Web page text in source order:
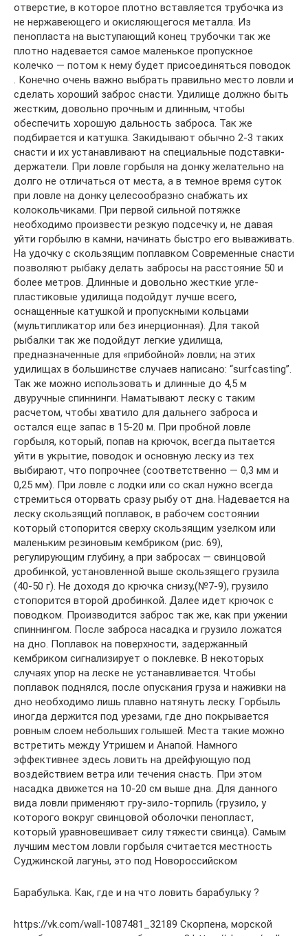
отверстие, в которое плотно вставляется трубочка из
не нержавеющего и окисляющегося металла. Из
пенопласта на выступающий конец трубочки так же
плотно надевается самое маленькое пропускное
колечко — потом к нему будет присоединяться поводок
. Конечно очень важно выбрать правильно место ловли и
сделать хороший заброс снасти. Удилище должно быть
жестким, довольно прочным и длинным, чтобы
обеспечить хорошую дальность заброса. Так же
подбирается и катушка. Закидывают обычно 2-3 таких
снасти и их устанавливают на специальные подставки-
держатели. При ловле горбыля на донку желательно на
долго не отличаться от места, а в темное время суток
при ловле на донку целесообразно снабжать их
колокольчиками. При первой сильной потяжке
необходимо произвести резкую подсечку и, не давая
уйти горбылю в камни, начинать быстро его вываживать.
На удочку с скользящим поплавком Современные снасти
позволяют рыбаку делать забросы на расстояние 50 и
более метров. Длинные и довольно жесткие угле-
пластиковые удилища подойдут лучше всего,
оснащенные катушкой и пропускными кольцами
(мультипликатор или без инерционная). Для такой
рыбалки так же подойдут легкие удилища,
предназначенные для «прибойной» ловли; на этих
удилищах в большинстве случаев написано: “surfcasting”.
Так же можно использовать и длинные до 4,5 м
двуручные спиннинги. Наматывают леску с таким
расчетом, чтобы хватило для дальнего заброса и
остался еще запас в 15-20 м. При пробной ловле
горбыля, который, попав на крючок, всегда пытается
уйти в укрытие, поводок и основную леску из тех
выбирают, что попрочнее (соответственно — 0,3 мм и
0,25 мм). При ловле с лодки или со скал нужно всегда
стремиться оторвать сразу рыбу от дна. Надевается на
леску скользящий поплавок, в рабочем состоянии
который стопорится сверху скользящим узелком или
маленьким резиновым кембриком (рис. 69),
регулирующим глубину, а при забросах — свинцовой
дробинкой, установленной выше скользящего грузила
(40-50 г). Не доходя до крючка снизу,(№7-9), грузило
стопорится второй дробинкой. Далее идет крючок с
поводком. Производится заброс так же, как при ужении
спиннингом. После заброса насадка и грузило ложатся
на дно. Поплавок на поверхности, задержанный
кембриком сигнализирует о поклевке. В некоторых
случаях упор на леске не устанавливается. Чтобы
поплавок поднялся, после опускания груза и наживки на
дно необходимо лишь плавно натянуть леску. Горбыль
иногда держится под урезами, где дно покрывается
ровным слоем небольших голышей. Места такие можно
встретить между Утришем и Анапой. Намного
эффективнее здесь ловить на дрейфующую под
воздействием ветра или течения снасть. При этом
насадка движется на 10-20 см выше дна. Для данного
вида ловли применяют гру-зило-торпиль (грузило, у
которого вокруг свинцовой оболочки пенопласт,
который уравновешивает силу тяжести свинца). Самым
лучшим местом ловли горбыля считается местность
Суджинской лагуны, это под Новороссийском
Барабулька. Как, где и на что ловить барабульку ?
https://vk.com/wall-1087481_32189 Скорпена, морской